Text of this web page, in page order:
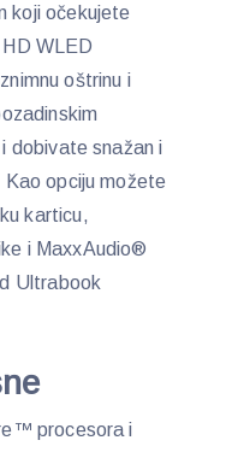
koji očekujete
WLED
oštrinu i
dobivate snažan i
Kao opciju možete
karticu,
i MaxxAudio®
Ultrabook
procesora i